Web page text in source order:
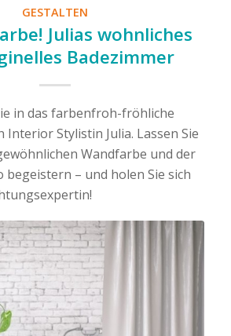
GESTALTEN
Julias wohnliches
Badezimmer
in das farbenfroh-fröhliche
Interior Stylistin Julia. Lassen Sie
Wandfarbe und der
– und holen Sie sich